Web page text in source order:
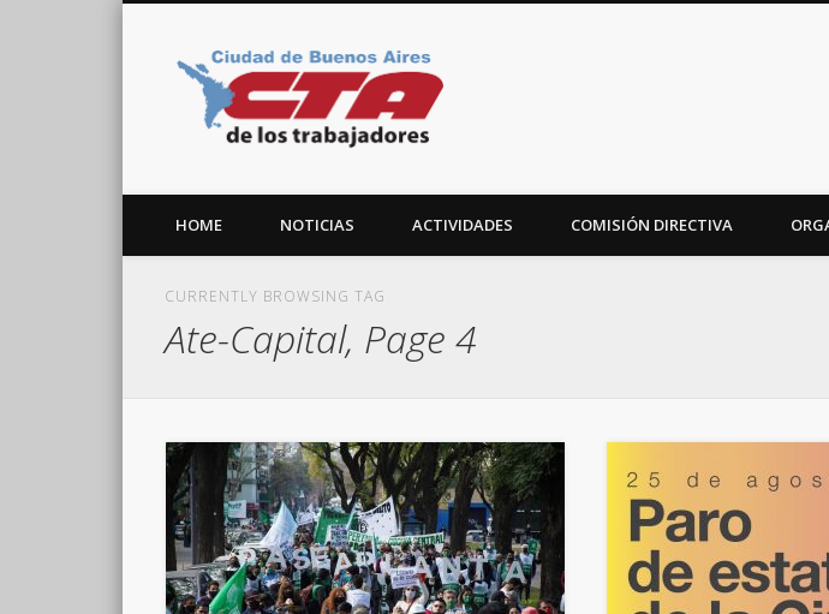
CTA Ciudad
Vimeo
HOME NOTICIAS ACTIVIDADES COMISIÓN DIRECTIVA
CURRENTLY BROWSING TAG
Ate-Capital, Page 4